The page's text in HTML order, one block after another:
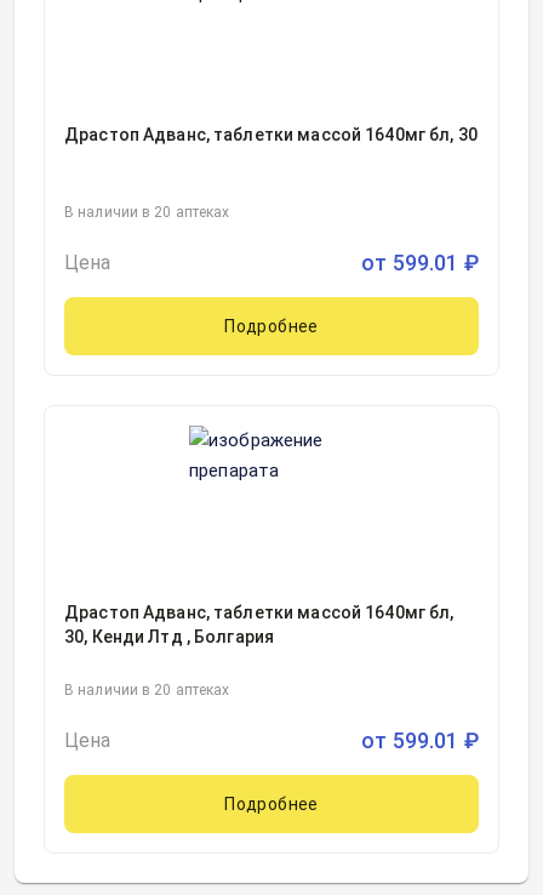
Драстоп Адванс, таблетки массой 1640мг бл, 30
В наличии в 20 аптеках
Цена от 599.01 ₽
Подробнее
Драстоп Адванс, таблетки массой 1640мг бл,
30, Кенди Лтд , Болгария
В наличии в 20 аптеках
Цена от 599.01 ₽
Подробнее